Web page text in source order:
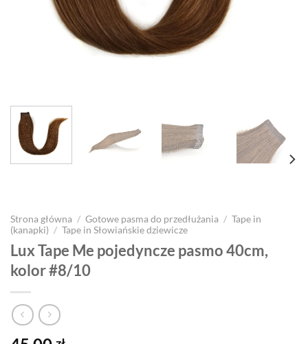
Strona główna / Gotowe pasma do przedłużania / Tape in
(kanapki) / Tape in Słowiańskie dziewicze
Lux Tape Me pojedyncze pasmo 40cm,
kolor #8/10